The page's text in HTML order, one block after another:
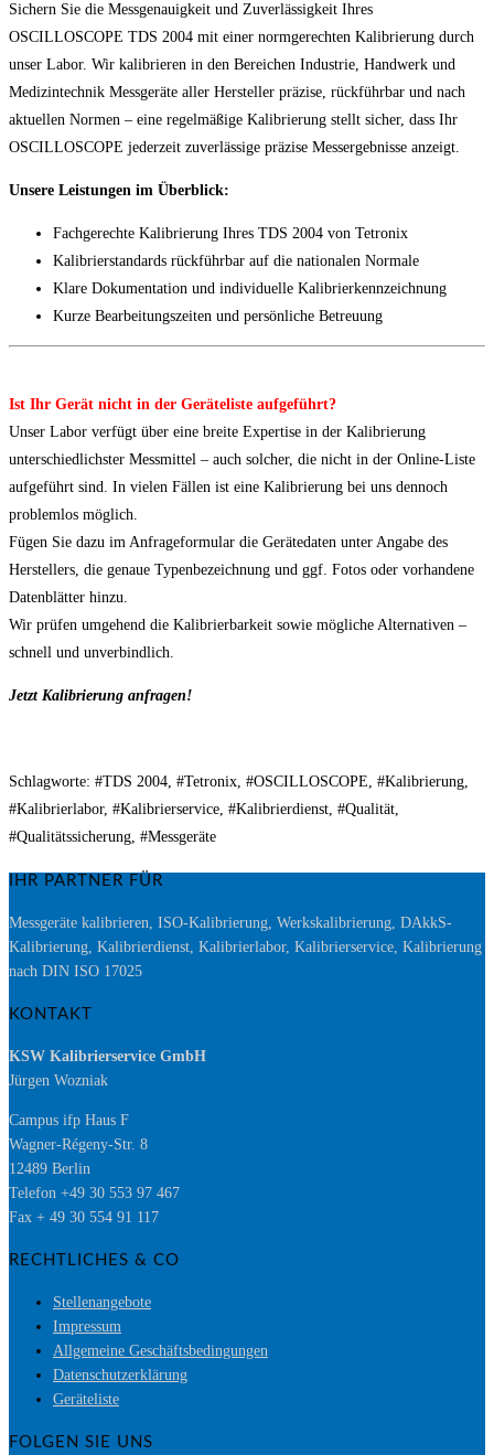
Sichern Sie die Messgenauigkeit und Zuverlässigkeit Ihres
OSCILLOSCOPE TDS 2004 mit einer normgerechten Kalibrierung durch
unser Labor. Wir kalibrieren in den Bereichen Industrie, Handwerk und
Medizintechnik Messgeräte aller Hersteller präzise, rückführbar und nach
aktuellen Normen – eine regelmäßige Kalibrierung stellt sicher, dass Ihr
OSCILLOSCOPE jederzeit zuverlässige präzise Messergebnisse anzeigt.
Unsere Leistungen im Überblick:
Fachgerechte Kalibrierung Ihres TDS 2004 von Tetronix
Kalibrierstandards rückführbar auf die nationalen Normale
Klare Dokumentation und individuelle Kalibrierkennzeichnung
Kurze Bearbeitungszeiten und persönliche Betreuung
Ist Ihr Gerät nicht in der Geräteliste aufgeführt?
Unser Labor verfügt über eine breite Expertise in der Kalibrierung
unterschiedlichster Messmittel – auch solcher, die nicht in der Online-Liste
aufgeführt sind. In vielen Fällen ist eine Kalibrierung bei uns dennoch
problemlos möglich.
Fügen Sie dazu im Anfrageformular die Gerätedaten unter Angabe des
Herstellers, die genaue Typenbezeichnung und ggf. Fotos oder vorhandene
Datenblätter hinzu.
Wir prüfen umgehend die Kalibrierbarkeit sowie mögliche Alternativen –
schnell und unverbindlich.
Jetzt Kalibrierung anfragen!
Schlagworte: #TDS 2004, #Tetronix, #OSCILLOSCOPE, #Kalibrierung,
#Kalibrierlabor, #Kalibrierservice, #Kalibrierdienst, #Qualität,
#Qualitätssicherung, #Messgeräte
IHR PARTNER FÜR
Messgeräte kalibrieren, ISO-Kalibrierung, Werkskalibrierung, DAkkS-
Kalibrierung, Kalibrierdienst, Kalibrierlabor, Kalibrierservice, Kalibrierung
nach DIN ISO 17025
KONTAKT
KSW Kalibrierservice GmbH
Jürgen Wozniak
Campus ifp Haus F
Wagner-Régeny-Str. 8
12489 Berlin
Telefon +49 30 553 97 467
Fax + 49 30 554 91 117
RECHTLICHES & CO
Stellenangebote
Impressum
Allgemeine Geschäftsbedingungen
Datenschutzerklärung
Geräteliste
FOLGEN SIE UNS